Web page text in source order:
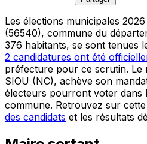
Les élections municipales
(56540), commune du
376 habitants, se sont tenues
2 candidatures ont été
préfecture pour ce scrutin. Le
SIOU (NC), achève son
électeurs pourront voter dans
commune. Retrouvez sur
des candidats et les résultats